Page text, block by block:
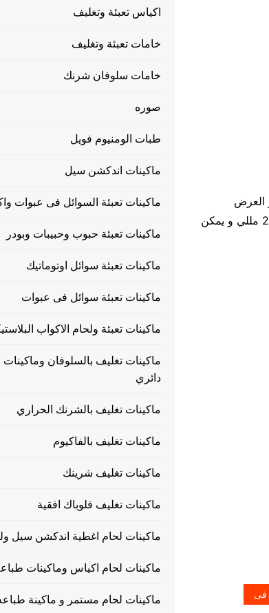
كمية المواد المعبئةمن 2 مللي حتي 25 مللي و من 5 مللي حتي 100 مللي و من 25 مللي حتي 250 مللي و يمكن
فى
اكياس تعبئة وتغليف
خامات تعبئة وتغليف
خامات سلوفان شرنك
صوره
طبات الومنيوم فويل
ماكينات اندكشن سيل
ماكينات تعبئة السوائل فى عبوات
ماكينات تعبئة حبوب وحبيبات وبودر
ماكينات تعبئة سوائل اوتوماتيك
ماكينات تعبئة سوائل فى عبوات
ماكينات تعبئة ولحام الاكواب
ماكينات تغليف بالسلوفان
دائري
ماكينات تغليف بالشرنك الحراري
ماكينات تغليف بالفاكيوم
ماكينات تغليف شرينك
ماكينات تغليف فلوباك افقية
ماكينات لحام اغطية اندكشن سيل
ماكينات لحام اكياس وماكينات طباعة
ماكينات لحام مستمر و ماكينة طباعه